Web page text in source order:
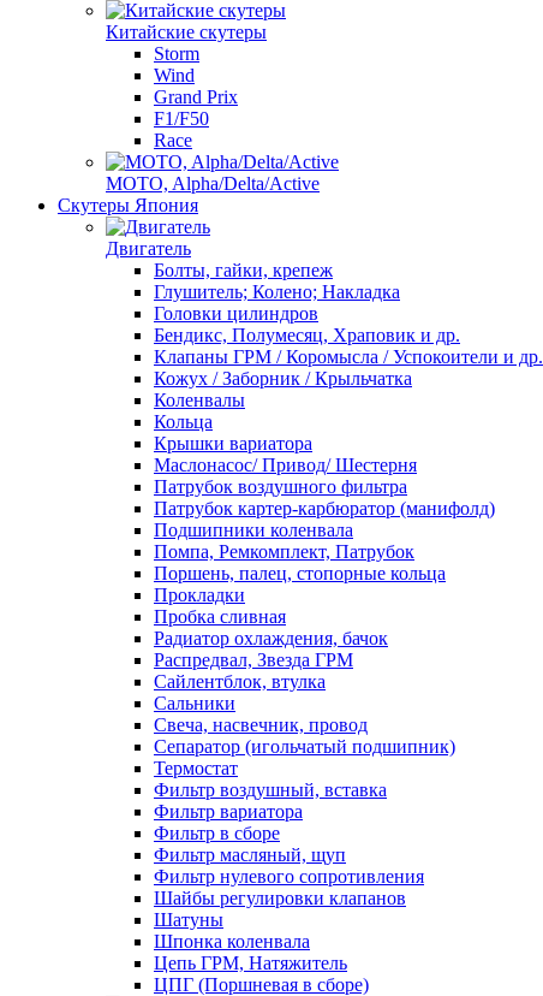
Китайские скутеры
Storm
Wind
Grand Prix
F1/F50
Race
MOTO, Alpha/Delta/Active
Скутеры Япония
Двигатель
Болты, гайки, крепеж
Глушитель; Колено; Накладка
Головки цилиндров
Бендикс, Полумесяц, Храповик и др.
Клапаны ГРМ / Коромысла / Успокоители и др.
Кожух / Заборник / Крыльчатка
Коленвалы
Кольца
Крышки вариатора
Маслонасос/ Привод/ Шестерня
Патрубок воздушного фильтра
Патрубок картер-карбюратор (манифолд)
Подшипники коленвала
Помпа, Ремкомплект, Патрубок
Поршень, палец, стопорные кольца
Прокладки
Пробка сливная
Радиатор охлаждения, бачок
Распредвал, Звезда ГРМ
Сайлентблок, втулка
Сальники
Свеча, насвечник, провод
Сепаратор (игольчатый подшипник)
Термостат
Фильтр воздушный, вставка
Фильтр вариатора
Фильтр в сборе
Фильтр масляный, щуп
Фильтр нулевого сопротивления
Шайбы регулировки клапанов
Шатуны
Шпонка коленвала
Цепь ГРМ, Натяжитель
ЦПГ (Поршневая в сборе)